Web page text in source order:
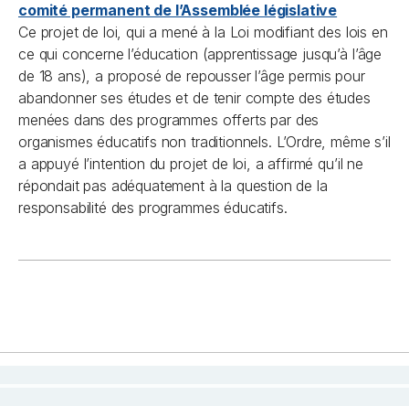
comité permanent de l’Assemblée législative
Ce projet de loi, qui a mené à la Loi modifiant des lois en
ce qui concerne l’éducation (apprentissage jusqu’à l’âge
de 18 ans), a proposé de repousser l’âge permis pour
abandonner ses études et de tenir compte des études
menées dans des programmes offerts par des
organismes éducatifs non traditionnels. L’Ordre, même s’il
a appuyé l’intention du projet de loi, a affirmé qu’il ne
répondait pas adéquatement à la question de la
responsabilité des programmes éducatifs.